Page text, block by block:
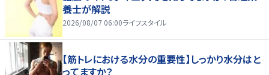
養士が解説
2026/08/07 06:00ライフスタイル
【筋トレにおける水分の重要性】しっかり水分はと
ってますか？